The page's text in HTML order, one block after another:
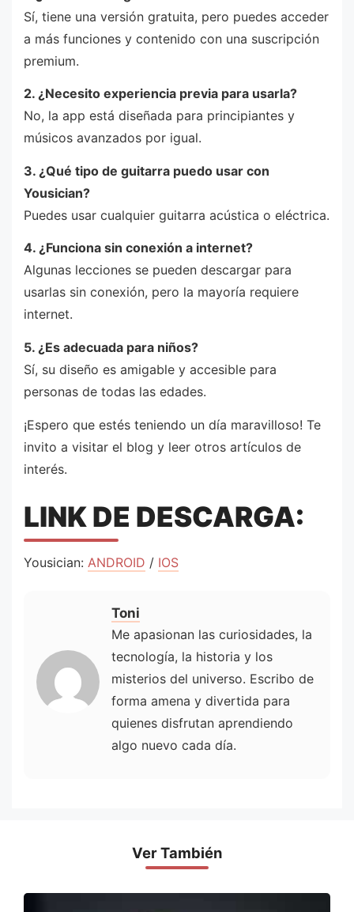
Sí, tiene una versión gratuita, pero puedes acceder
a más funciones y contenido con una suscripción
premium.
2. ¿Necesito experiencia previa para usarla?
No, la app está diseñada para principiantes y
músicos avanzados por igual.
3. ¿Qué tipo de guitarra puedo usar con
Yousician?
Puedes usar cualquier guitarra acústica o eléctrica.
4. ¿Funciona sin conexión a internet?
Algunas lecciones se pueden descargar para
usarlas sin conexión, pero la mayoría requiere
internet.
5. ¿Es adecuada para niños?
Sí, su diseño es amigable y accesible para
personas de todas las edades.
¡Espero que estés teniendo un día maravilloso! Te
invito a visitar el blog y leer otros artículos de
interés.
LINK DE DESCARGA:
Yousician: ANDROID / IOS
Toni
Me apasionan las curiosidades, la
tecnología, la historia y los
misterios del universo. Escribo de
forma amena y divertida para
quienes disfrutan aprendiendo
algo nuevo cada día.
Ver También